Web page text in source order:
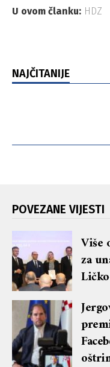
U ovom članku: HDZ
NAJČITANIJE
POVEZANE VIJESTI
Više
za